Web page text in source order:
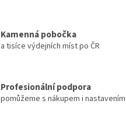
Kamenná pobočka
a tisíce výdejních míst po ČR
Profesionální podpora
pomůžeme s nákupem i nastavením